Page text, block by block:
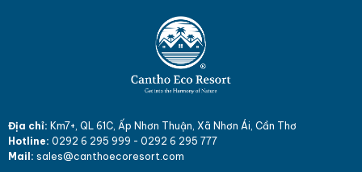
Địa chỉ: Km7+, QL 61C, Ấp Nhơn Thuận, Xã Nhơn Ái, Cần Thơ
Hotline: 0292 6 295 999 - 0292 6 295 777
Mail: sales@canthoecoresort.com